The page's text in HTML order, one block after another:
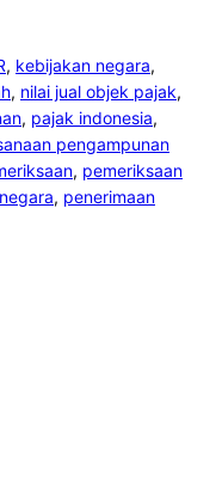
, kebijakan negara
, nilai jual objek pajak
, pajak indonesia
pengampunan
, pemeriksaan
, penerimaan